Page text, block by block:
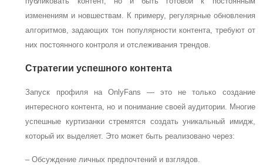
изменениям и новшествам. К примеру, регулярные обновления
алгоритмов, задающих тон популярности контента, требуют от
них постоянного контроля и отслеживания трендов.
Стратегии успешного контента
Запуск профиля на OnlyFans — это не только создание
интересного контента, но и понимание своей аудитории. Многие
успешные куртизанки стремятся создать уникальный имидж,
который их выделяет. Это может быть реализовано через:
– Обсуждение личных предпочтений и взглядов.